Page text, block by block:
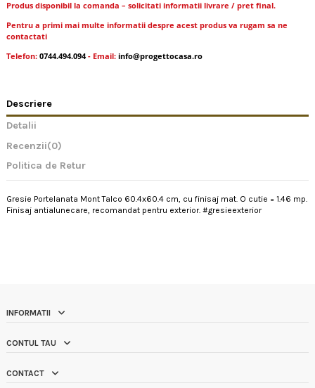
Produs disponibil la comanda – solicitati informatii livrare / pret final.
Pentru a primi mai multe informatii despre acest produs va rugam sa ne
contactati
Telefon: 0744.494.094- Email: info@progettocasa.ro
Descriere
Detalii
Recenzii(0)
Politica de Retur
Gresie Portelanata Mont Talco 60.4x60.4 cm, cu finisaj mat. O cutie = 1.46 mp.
Finisaj antialunecare, recomandat pentru exterior. #gresieexterior
INFORMATII
CONTUL TAU
CONTACT